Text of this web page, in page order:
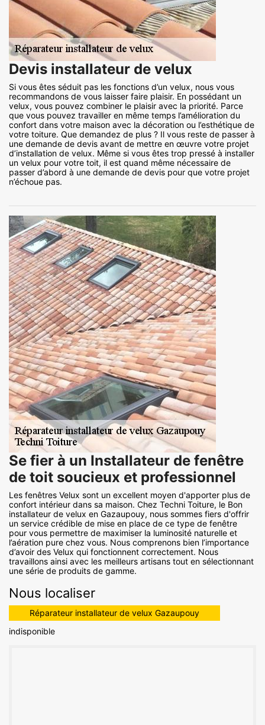
Devis installateur de velux
Si vous êtes séduit pas les fonctions d’un velux, nous vous
recommandons de vous laisser faire plaisir. En possédant un
velux, vous pouvez combiner le plaisir avec la priorité. Parce
que vous pouvez travailler en même temps l’amélioration du
confort dans votre maison avec la décoration ou l’esthétique de
votre toiture. Que demandez de plus ? Il vous reste de passer à
une demande de devis avant de mettre en œuvre votre projet
d’installation de velux. Même si vous êtes trop pressé à installer
un velux pour votre toit, il est quand même nécessaire de
passer d’abord à une demande de devis pour que votre projet
n’échoue pas.
Se fier à un Installateur de fenêtre
de toit soucieux et professionnel
Les fenêtres Velux sont un excellent moyen d'apporter plus de
confort intérieur dans sa maison. Chez Techni Toiture, le Bon
installateur de velux en Gazaupouy, nous sommes fiers d'offrir
un service crédible de mise en place de ce type de fenêtre
pour vous permettre de maximiser la luminosité naturelle et
l’aération pure chez vous. Nous comprenons bien l’importance
d’avoir des Velux qui fonctionnent correctement. Nous
travaillons ainsi avec les meilleurs artisans tout en sélectionnant
une série de produits de gamme.
Nous localiser
Réparateur installateur de velux Gazaupouy
indisponible